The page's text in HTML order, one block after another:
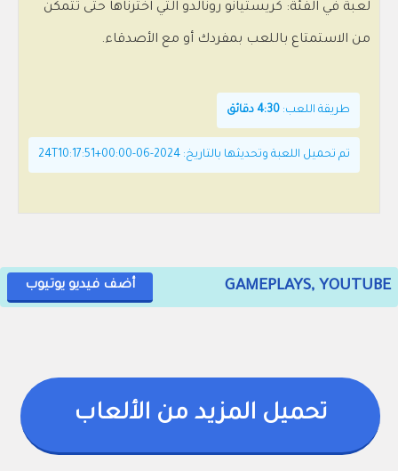
لعبة في الفئة: كريستيانو رونالدو التي اخترناها حتى تتمكن
من الاستمتاع باللعب بمفردك أو مع الأصدقاء.
طريقة اللعب: 4:30 دقائق
تم تحميل اللعبة وتحديثها بالتاريخ: 2024-06-24T10:17:51+00:00
GAMEPLAYS, YOUTUBE أضف فيديو يوتيوب
تحميل المزيد من الألعاب